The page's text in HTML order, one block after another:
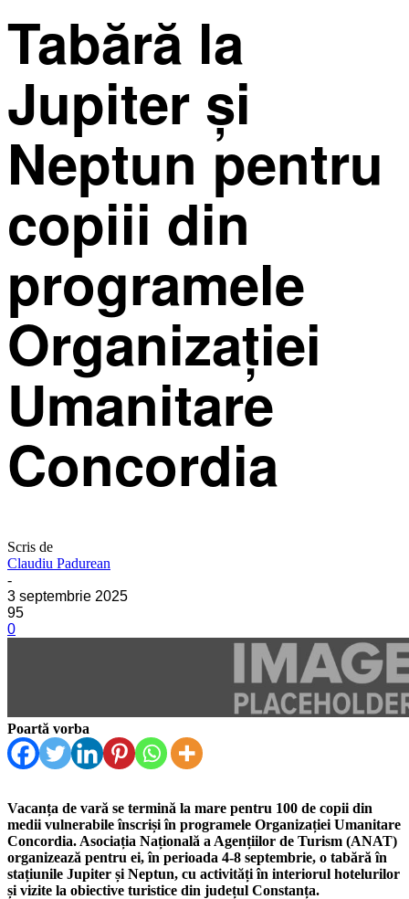
Tabără la
Jupiter și
Neptun pentru
copiii din
programele
Organizației
Umanitare
Concordia
Scris de
Claudiu Padurean
-
3 septembrie 2025
95
0
Poartă vorba
Vacanța de vară se termină la mare pentru 100 de copii din
medii vulnerabile înscriși în programele Organizației Umanitare
Concordia. Asociația Națională a Agențiilor de Turism (ANAT)
organizează pentru ei, în perioada 4-8 septembrie, o tabără în
stațiunile Jupiter și Neptun, cu activități în interiorul hotelurilor
și vizite la obiective turistice din județul Constanța.